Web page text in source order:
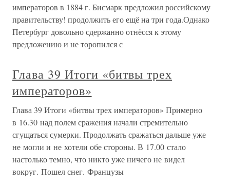
императоров в 1884 г. Бисмарк предложил российскому
правительству! продолжить его ещё на три года.Однако
Петербург довольно сдержанно отнёсся к этому
предложению и не торопился с
Глава 39 Итоги «битвы трех
императоров»
Глава 39 Итоги «битвы трех императоров» Примерно
в 16.30 над полем сражения начали стремительно
сгущаться сумерки. Продолжать сражаться дальше уже
не могли и не хотели обе стороны. В 17.00 стало
настолько темно, что никто уже ничего не видел
вокруг. Пошел снег. Французы